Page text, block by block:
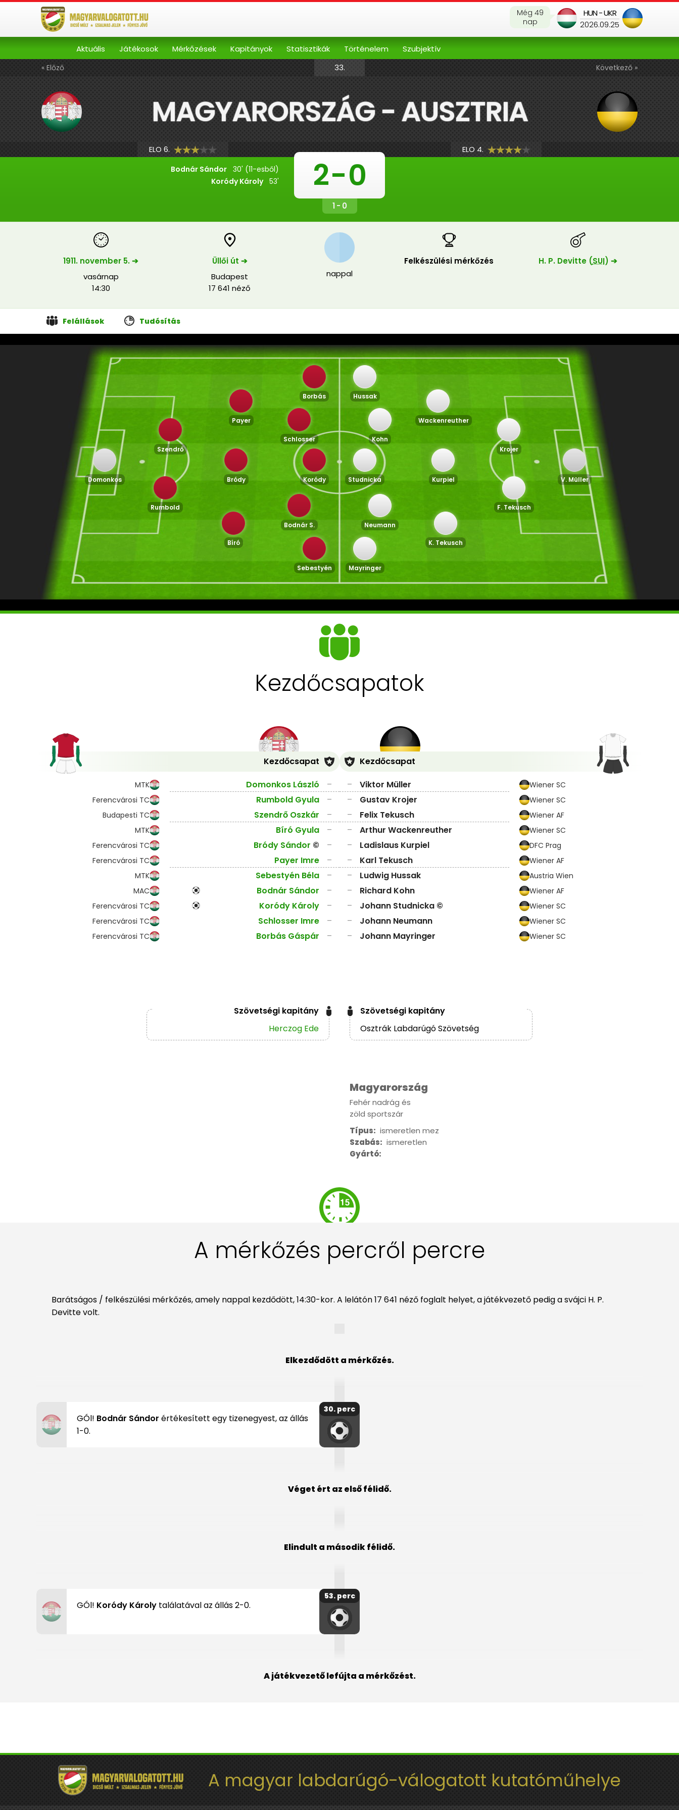
HUN - UKR
2026.09.25
Még 49
nap
Aktuális Játékosok Mérkőzések Kapitányok Statisztikák Történelem Szubjektív
« Előző 33. Következő »
MAGYARORSZÁG - AUSZTRIA
ELO 6. ELO 4.
Bodnár Sándor 30' (11-esből)
Koródy Károly53' 2-0
1 - 0
1911. november 5. ➔
vasárnap
14:30
Üllői út ➔
Budapest
17 641 néző
nappal
Felkészülési mérkőzés H. P. Devitte (SUI) ➔
Felállások Tudósítás
Domonkos
Rumbold
Szendrő
Bíró
Bródy
Payer
Sebestyén
Bodnár S.
Koródy
Schlosser
Borbás
V. Müller
Krojer
F. Tekusch
Wackenreuther
Kurpiel
K. Tekusch
Hussak
Kohn
Studnicka
Neumann
Mayringer
Kezdőcsapatok
MTK
Ferencvárosi TC
Budapesti TC
MTK
Ferencvárosi TC
Ferencvárosi TC
MTK
MAC
Ferencvárosi TC
Ferencvárosi TC
Ferencvárosi TC
Kezdőcsapat
–
Domonkos László
–
Rumbold Gyula
–
Szendrő Oszkár
–
Bíró Gyula
–
Bródy Sándor ©
–
Payer Imre
–
Sebestyén Béla
–
Bodnár Sándor
–
Koródy Károly
–
Schlosser Imre
–
Borbás Gáspár
Wiener SC
Wiener SC
Wiener AF
Wiener SC
DFC Prag
Wiener AF
Austria Wien
Wiener AF
Wiener SC
Wiener SC
Wiener SC
Kezdőcsapat
–
Viktor Müller
–
Gustav Krojer
–
Felix Tekusch
–
Arthur Wackenreuther
–
Ladislaus Kurpiel
–
Karl Tekusch
–
Ludwig Hussak
–
Richard Kohn
–
Johann Studnicka ©
–
Johann Neumann
–
Johann Mayringer
Szövetségi kapitány
Herczog Ede
Szövetségi kapitány
Osztrák Labdarúgó Szövetség
Magyarország
Fehér nadrág és
zöld sportszár
Típus: ismeretlen mez
Szabás: ismeretlen
Gyártó:
A mérkőzés percről percre
Barátságos / felkészülési mérkőzés, amely nappal kezdődött, 14:30-kor. A lelátón 17 641 néző foglalt helyet, a játékvezető pedig a svájci H. P.
Devitte volt.
Elkezdődött a mérkőzés.
30. perc
GÓl! Bodnár Sándor értékesített egy tizenegyest, az állás
1-0.
Véget ért az első félidő.
Elindult a második félidő.
53. perc
GÓl! Koródy Károly találatával az állás 2-0.
A játékvezető lefújta a mérkőzést.
A magyar labdarúgó-válogatott kutatóműhelye